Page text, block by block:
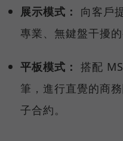
展示模式：
向客戶
專業、無鍵盤干擾的
平板模式： 搭配
筆，進行直覺的商
子合約。